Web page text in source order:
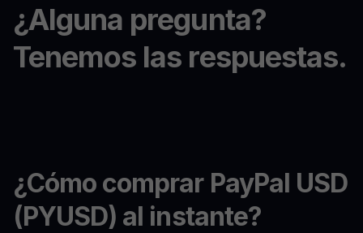
¿Alguna pregunta?
Tenemos las respuestas.
¿Cómo comprar PayPal USD
(PYUSD) al instante?